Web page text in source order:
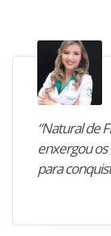
“Natural de
enxergou
para